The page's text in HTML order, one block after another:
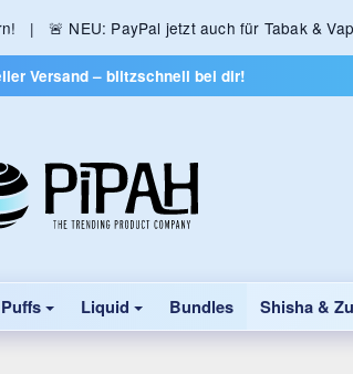
| 🚨 NEU: PayPal jetzt auch für Tabak &
Versand – blitzschnell bei dir!
Liquid Bundles Shisha &